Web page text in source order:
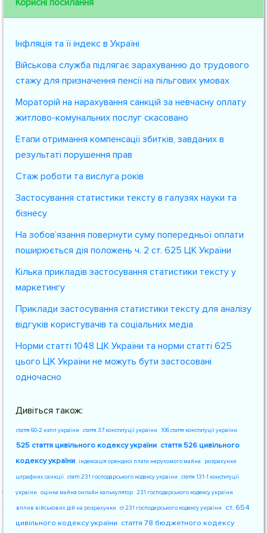
Корисні посилання
Інфляція та її індекс в Україні
Військова служба підлягає зарахуванню до трудового
стажу для призначення пенсії на пільгових умовах
Мораторій на нарахування санкцій за невчасну оплату
житлово-комунальних послуг скасовано
Етапи отримання компенсації збитків, завданих в
результаті порушення прав
Стаж роботи та вислуга років
Застосування статистики тексту в галузях науки та
бізнесу
На зобов’язання повернути суму попередньої оплати
поширюється дія положень ч. 2 ст. 625 ЦК України
Кілька прикладів застосування статистики тексту у
маркетингу
Приклади застосування статистики тексту для аналізу
відгуків користувачів та соціальних медіа
Норми статті 1048 ЦК України та норми статті 625
цього ЦК України не можуть бути застосовані
одночасно
Дивіться також:
стаття 60-2 кзпп україни стаття 37 конституції україни 106 стаття конституції україни
525 стаття цивільного кодексу україни стаття 526 цивільного
кодексу україни індексація орендної плати нерухомого майна розрахунки
штрафних санкції статті 231 господарського кодексу україни стаття 131-1 конституції
україни оцінка майна онлайн калькулятор 231 господарського кодексу україни
вплив військових дій на розрахунки ст 231 господарського кодексу україни
ст. 654
цивільного кодексу україни стаття 78 бюджетного кодексу